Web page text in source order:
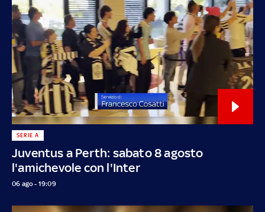
Juventus a Perth: sabato 8 agosto
l'amichevole con l'Inter
SERIE A
06 ago - 19:09